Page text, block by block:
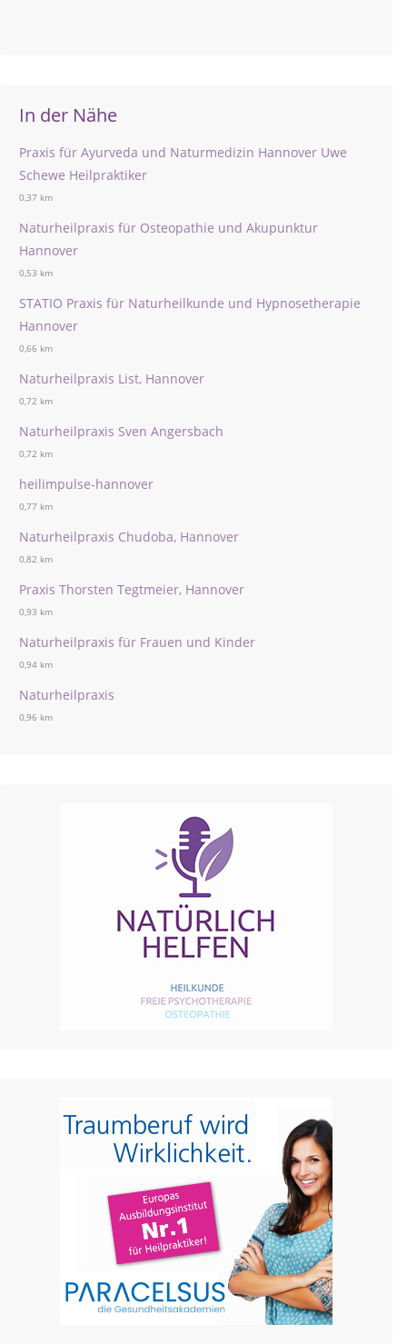
In der Nähe
Praxis für Ayurveda und Naturmedizin Hannover Uwe
Schewe Heilpraktiker
0,37 km
Naturheilpraxis für Osteopathie und Akupunktur
Hannover
0,53 km
STATIO Praxis für Naturheilkunde und Hypnosetherapie
Hannover
0,66 km
Naturheilpraxis List, Hannover
0,72 km
Naturheilpraxis Sven Angersbach
0,72 km
heilimpulse-hannover
0,77 km
Naturheilpraxis Chudoba, Hannover
0,82 km
Praxis Thorsten Tegtmeier, Hannover
0,93 km
Naturheilpraxis für Frauen und Kinder
0,94 km
Naturheilpraxis
0,96 km